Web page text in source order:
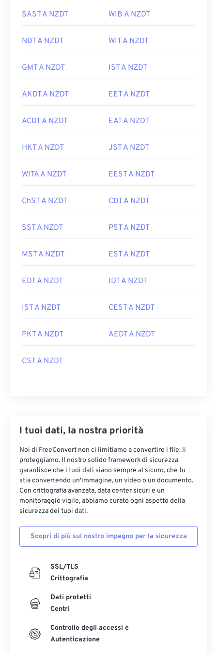
SAST A NZDT WIB A NZDT
NDT A NZDT WIT A NZDT
GMT A NZDT IST A NZDT
AKDT A NZDT EET A NZDT
ACDT A NZDT EAT A NZDT
HKT A NZDT JST A NZDT
WITA A NZDT EEST A NZDT
ChST A NZDT CDT A NZDT
SST A NZDT PST A NZDT
MST A NZDT EST A NZDT
EDT A NZDT IDT A NZDT
IST A NZDT CEST A NZDT
PKT A NZDT AEDT A NZDT
CST A NZDT
I tuoi dati, la nostra priorità
Noi di FreeConvert non ci limitiamo a convertire i file: li
proteggiamo. Il nostro solido framework di sicurezza
garantisce che i tuoi dati siano sempre al sicuro, che tu
stia convertendo un'immagine, un video o un documento.
Con crittografia avanzata, data center sicuri e un
monitoraggio vigile, abbiamo curato ogni aspetto della
sicurezza dei tuoi dati.
Scopri di più sul nostro impegno per la sicurezza
SSL/TLS
Crittografia
Dati protetti
Centri
Controllo degli accessi e
Autenticazione